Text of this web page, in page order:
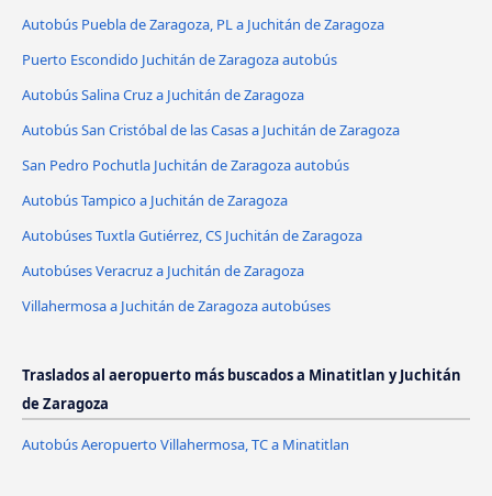
Autobús Puebla de Zaragoza, PL a Juchitán de Zaragoza
Puerto Escondido Juchitán de Zaragoza autobús
Autobús Salina Cruz a Juchitán de Zaragoza
Autobús San Cristóbal de las Casas a Juchitán de Zaragoza
San Pedro Pochutla Juchitán de Zaragoza autobús
Autobús Tampico a Juchitán de Zaragoza
Autobúses Tuxtla Gutiérrez, CS Juchitán de Zaragoza
Autobúses Veracruz a Juchitán de Zaragoza
Villahermosa a Juchitán de Zaragoza autobúses
Traslados al aeropuerto más buscados a Minatitlan y Juchitán
de Zaragoza
Autobús Aeropuerto Villahermosa, TC a Minatitlan